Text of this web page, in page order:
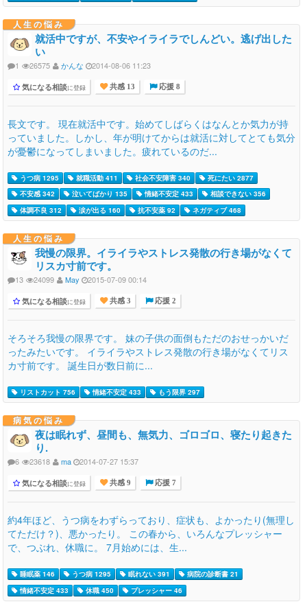
人生の悩み
就活中ですが、不安やイライラでしんどい。逃げ出した
い
1 26575 かんな 2014-08-06 11:23
気になる相談に登録 共感 13 応援 8
長文です。 現在就活中です。始めてしばらくはなんとか気力が持
っていました。しかし、年が明けてからは就活に対してとても気分
が憂鬱になってしまいました。疲れているのだ...
うつ病 1295 就職活動 411 社会不安障害 340
死にたい 2877
不安感 342
泣いてばかり 135 情緒不安定 433
相談できない 356
体調不良 312
涙が出る 160 抗不安薬 92 ネガティブ 468
人生の悩み
我慢の限界。イライラやストレス発散の行き場がなくて
リスカ寸前です。
13 24099 May 2015-07-09 00:14
気になる相談に登録 共感 3 応援 2
そろそろ我慢の限界です。 妹の子供の面倒もただのおせっかいだ
ったみたいです。 イライラやストレス発散の行き場がなくてリス
カ寸前です。 誕生日が数日前に...
リストカット 756 情緒不安定 433 もう限界 297
病気の悩み
夜は眠れず、昼間も、無気力、ゴロゴロ、寝たり起きた
り.
6 23618 ma 2014-07-27 15:37
気になる相談に登録 共感 9 応援 7
約4年ほど、うつ病をわずらっており、症状も、よかったり(無理し
てただけ？)、悪かったり。 この春から、いろんなプレッシャー
で、つぶれ、休職に。 7月始めには、生...
睡眠薬 146 うつ病 1295 眠れない 391
病院の診断書 21
情緒不安定 433
休職 450 プレッシャー 46